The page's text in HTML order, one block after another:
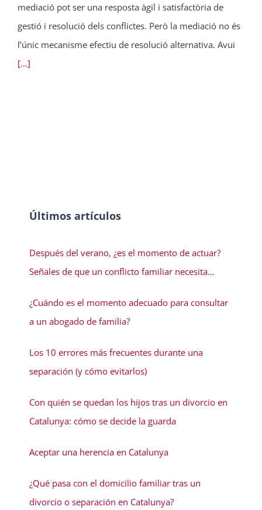
mediació pot ser una resposta àgil i satisfactòria de
gestió i resolució dels conflictes. Però la mediació no és
l’únic mecanisme efectiu de resolució alternativa. Avui
[...]
Últimos artículos
Después del verano, ¿es el momento de actuar?
Señales de que un conflicto familiar necesita
¿Cuándo es el momento adecuado para consultar
a un abogado de familia?
Los 10 errores más frecuentes durante una
separación (y cómo evitarlos)
Con quién se quedan los hijos tras un divorcio en
Catalunya: cómo se decide la guarda
Aceptar una herencia en Catalunya
¿Qué pasa con el domicilio familiar tras un
divorcio o separación en Catalunya?